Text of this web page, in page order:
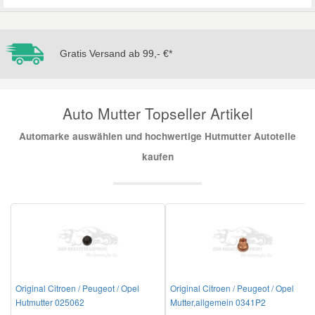
Gratis Versand ab 99,- €*
Auto Mutter Topseller Artikel
Automarke auswählen und hochwertige Hutmutter Autoteile
kaufen
Original Citroen / Peugeot / Opel
Hutmutter 025062
Original Citroen / Peugeot / Opel
Mutter,allgemein 0341P2
Mini Ersatzteile
Porsche Ersatzteile